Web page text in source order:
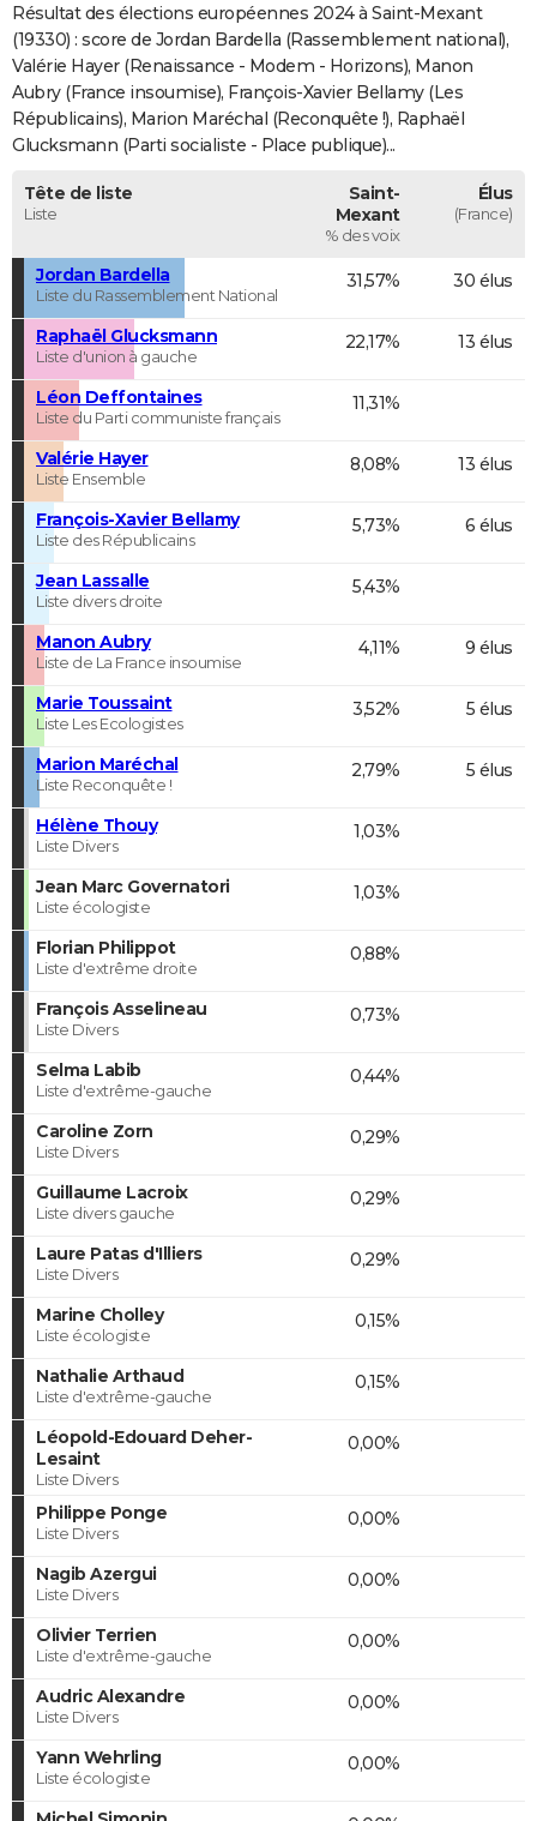
S'inscrire
Se connecter
Lycées
Collèges
Primaires
Universités
Entreprises
Service militaire
Avis de recherche
AVIS DE DÉCÈS
FORUM
Bricolage
Lifestyle
Culture
SportAuto
Television
Voyage
Cinema
Résultat des élections européennes 2024 à Saint-Mexant
(19330) : score de Jordan Bardella (Rassemblement national),
Valérie Hayer (Renaissance - Modem - Horizons), Manon
Aubry (France insoumise), François-Xavier Bellamy (Les
Républicains), Marion Maréchal (Reconquête !), Raphaël
Glucksmann (Parti socialiste - Place publique)...
Tête de liste
Liste
Saint-
Mexant
% des voix
Élus
(France)
Jordan Bardella
Liste du Rassemblement National
31,57% 30 élus
Raphaël Glucksmann
Liste d'union à gauche
22,17% 13 élus
Léon Deffontaines
Liste du Parti communiste français
11,31%
Valérie Hayer
Liste Ensemble
8,08% 13 élus
François-Xavier Bellamy
Liste des Républicains
5,73% 6 élus
Jean Lassalle
Liste divers droite
5,43%
Manon Aubry
Liste de La France insoumise
4,11% 9 élus
Marie Toussaint
Liste Les Ecologistes
3,52% 5 élus
Marion Maréchal
Liste Reconquête !
2,79% 5 élus
Hélène Thouy
Liste Divers
1,03%
Jean Marc Governatori
Liste écologiste
1,03%
Florian Philippot
Liste d'extrême droite
0,88%
François Asselineau
Liste Divers
0,73%
Selma Labib
Liste d'extrême-gauche
0,44%
Caroline Zorn
Liste Divers
0,29%
Guillaume Lacroix
Liste divers gauche
0,29%
Laure Patas d'Illiers
Liste Divers
0,29%
Marine Cholley
Liste écologiste
0,15%
Nathalie Arthaud
Liste d'extrême-gauche
0,15%
Léopold-Edouard Deher-
Lesaint
Liste Divers
0,00%
Philippe Ponge
Liste Divers
0,00%
Nagib Azergui
Liste Divers
0,00%
Olivier Terrien
Liste d'extrême-gauche
0,00%
Audric Alexandre
Liste Divers
0,00%
Yann Wehrling
Liste écologiste
0,00%